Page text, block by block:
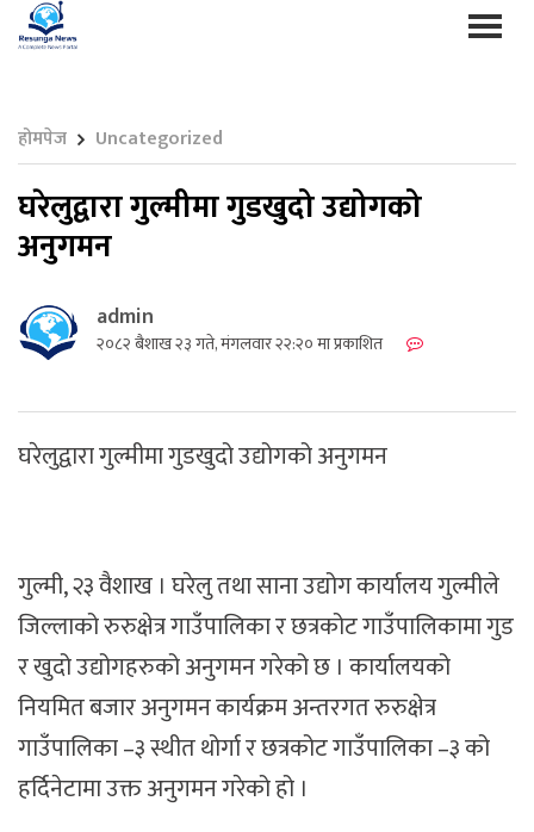
होमपेज Uncategorized
घरेलुद्वारा गुल्मीमा गुडखुदो उद्योगको
अनुगमन
admin
२०८२ बैशाख २३ गते, मंगलवार २२:२० मा प्रकाशित
घरेलुद्वारा गुल्मीमा गुडखुदो उद्योगको अनुगमन
गुल्मी, २३ वैशाख । घरेलु तथा साना उद्योग कार्यालय गुल्मीले
जिल्लाको रुरुक्षेत्र गाउँपालिका र छत्रकोट गाउँपालिकामा गुड
र खुदो उद्योगहरुको अनुगमन गरेको छ । कार्यालयको
नियमित बजार अनुगमन कार्यक्रम अन्तरगत रुरुक्षेत्र
गाउँपालिका –३ स्थीत थोर्गा र छत्रकोट गाउँपालिका –३ को
हर्दिनेटामा उक्त अनुगमन गरेको हो ।